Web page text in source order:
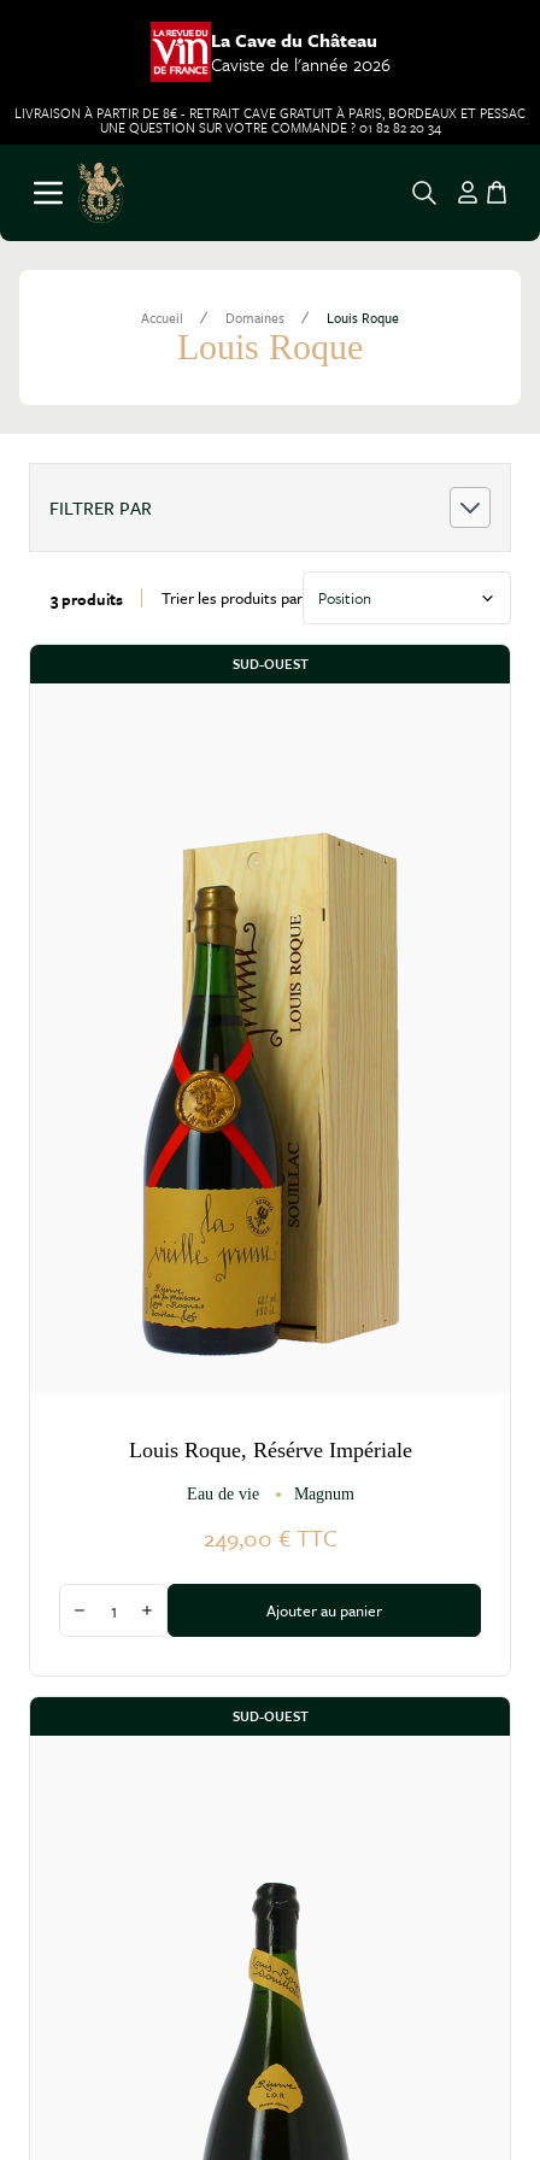
La Cave du Château
Caviste de l'année 2026
LIVRAISON À PARTIR DE 8€ - RETRAIT CAVE GRATUIT À PARIS, BORDEAUX ET PESSAC
UNE QUESTION SUR VOTRE COMMANDE ? 01 82 82 20 34
Aller au contenu
Ouvrir le menu
Accueil / Domaines / Louis Roque
Louis Roque
FILTRER PAR
3 produits Trier les produits par
SUD-OUEST
Louis Roque, Résérve Impériale
Eau de vie Magnum
249,00 € TTC
Diminuer la quantité
Augmenter la quantitéAjouter au panier
SUD-OUEST